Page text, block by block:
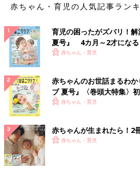
赤ちゃん・育児の人気記事ラン
育児の困ったがズバリ！
夏号』 4カ月～2才になる
いっぱい！
赤ちゃん・育児
赤ちゃんのお世話まるわ
ブ 夏号』〈巻頭大特集〉
く！ おっぱい・ミルクの
赤ちゃん・育児
赤ちゃんが生まれたら！2
赤ちゃん・育児